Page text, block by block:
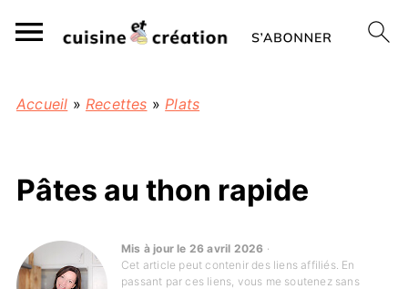
Accueil » Recettes »Plats
Pâtes au thon rapide
Mis à jour le 26 avril 2026 ·
Cet article peut contenir des liens affiliés. En
passant par ces liens, vous me soutenez sans